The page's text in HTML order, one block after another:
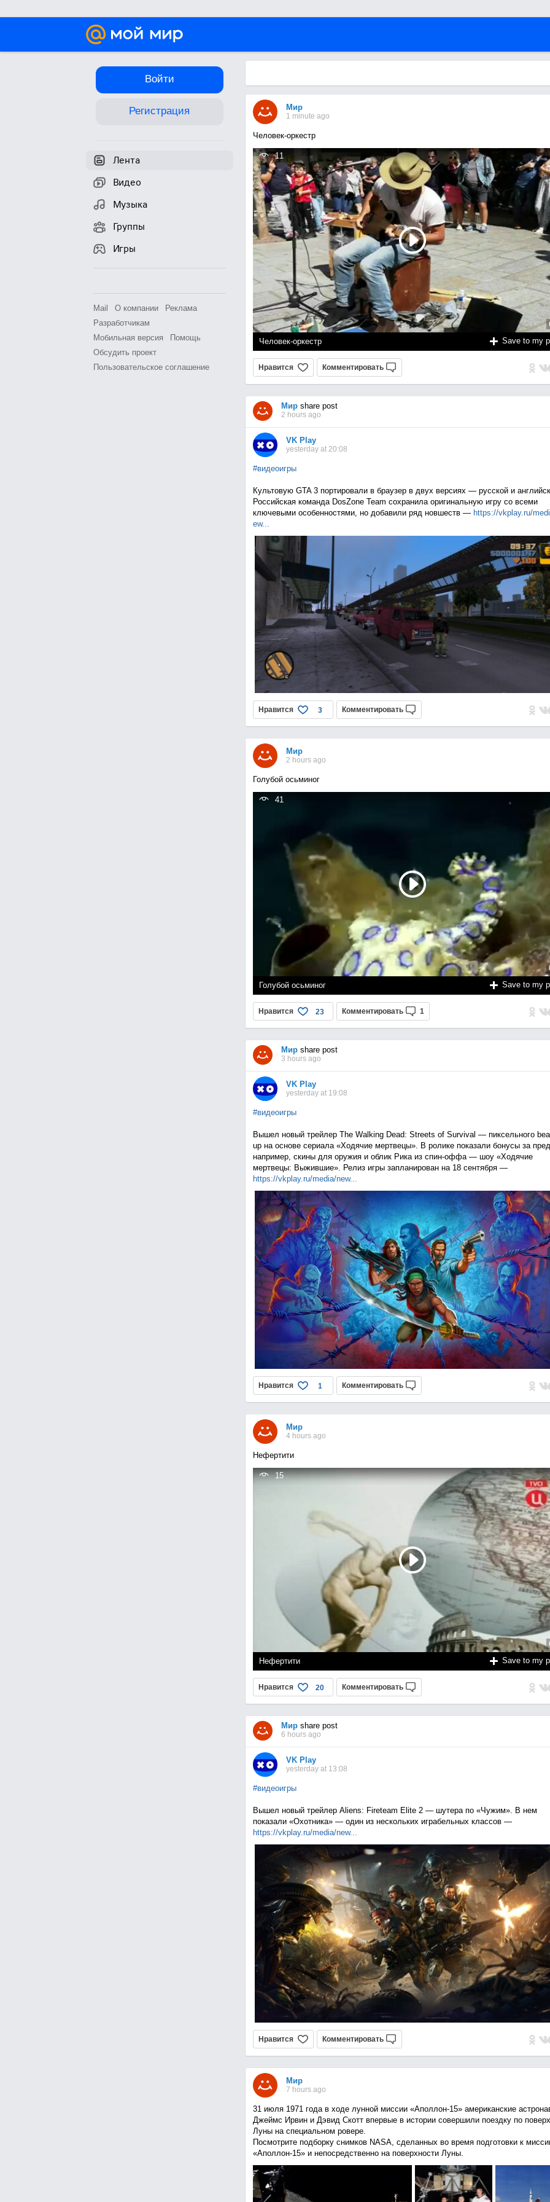
Войти
Регистрация
Лента
Видео
Музыка
Группы
Игры
Mail О компании
Реклама
Разработчикам
Мобильная версия
Помощь
Обсудить проект
Пользовательское соглашение
Мир
1 minute ago
Человек-оркестр
11
Человек-оркестр Save to my
Нравится Комментировать
Мирshare post
2 hours ago
VK Play
yesterday at 20:08
#видеоигры
Культовую GTA 3 портировали в браузер в двух версиях — русской и
Российская команда DosZone Team сохранила оригинальную игру со всеми
ключевыми особенностями, но добавили ряд новшеств — https://vkplay.ru/
ew...
Нравится 3 Комментировать
Мир
2 hours ago
Голубой осьминог
41
Голубой осьминог Save to my
Нравится 23 Комментировать 1
Мирshare post
3 hours ago
VK Play
yesterday at 19:08
#видеоигры
Вышел новый трейлер The Walking Dead: Streets of Survival — пиксельного
up на основе сериала «Ходячие мертвецы». В ролике показали бонусы за
например, скины для оружия и облик Рика из спин-оффа — шоу «Ходячие
мертвецы: Выжившие». Релиз игры запланирован на 18 сентября —
https://vkplay.ru/media/new...
Нравится 1 Комментировать
Мир
4 hours ago
Нефертити
15
Нефертити Save to my
Нравится 20 Комментировать
Мирshare post
6 hours ago
VK Play
yesterday at 13:08
#видеоигры
Вышел новый трейлер Aliens: Fireteam Elite 2 — шутера по «Чужим». В нем
показали «Охотника» — один из нескольких играбельных классов —
https://vkplay.ru/media/new...
Нравится Комментировать
Мир
7 hours ago
31 июля 1971 года в ходе лунной миссии «Аполлон-15» американские
Джеймс Ирвин и Дэвид Скотт впервые в истории совершили поездку по
Луны на специальном ровере.
Посмотрите подборку снимков NASA, сделанных во время подготовки к
«Аполлон-15» и непосредственно на поверхности Луны.